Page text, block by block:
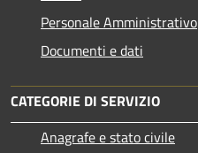
Personale Amministrativo
Documenti e dati
CATEGORIE DI SERVIZIO
Anagrafe e stato civile